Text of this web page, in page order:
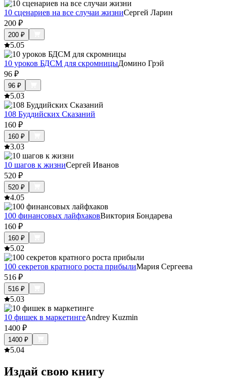
10 сценариев на все случаи жизниСергей Ларин
200 ₽
200 ₽
5.05
10 уроков БДСМ для скромницыДомино Грэй
96 ₽
96 ₽
5.03
108 Буддийских Сказаний
160 ₽
160 ₽
3.03
10 шагов к жизниСергей Иванов
520 ₽
520 ₽
4.05
100 финансовых лайфхаковВиктория Бондарева
160 ₽
160 ₽
5.02
100 секретов кратного роста прибылиМария Сергеева
516 ₽
516 ₽
5.03
10 фишек в маркетингеAndrey Kuzmin
1400 ₽
1400 ₽
5.04
Издай свою книгу